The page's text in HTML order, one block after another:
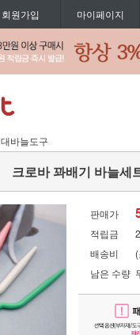
회원가입 마이페이지
대바늘도구
크로바 꽈배기 바늘세
판매가
적립금
배송비
남은 수량